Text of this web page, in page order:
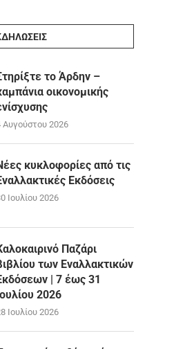
το Άρδην –
οικονομικής
Αυγούστου 2026
κυκλοφορίες από τις
Εκδόσεις
Ιουλίου 2026
Παζάρι
των Εναλλακτικών
| 7 έως 31
2026
Ιουλίου 2026